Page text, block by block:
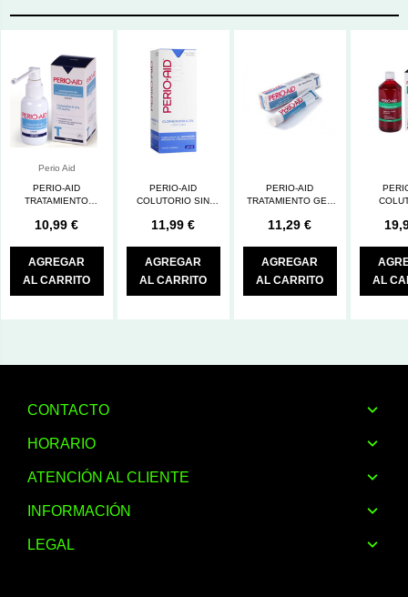
Perio Aid
PERIO-AID
TRATAMIENTO
10,99 €
AGREGAR
AL CARRITO
PERIO-AID
COLUTORIO SIN
11,99 €
AGREGAR
AL CARRITO
PERIO-AID
TRATAMIENTO GEL
11,29 €
AGREGAR
AL CARRITO
AL
CONTACTO
HORARIO
ATENCIÓN AL CLIENTE
INFORMACIÓN
LEGAL